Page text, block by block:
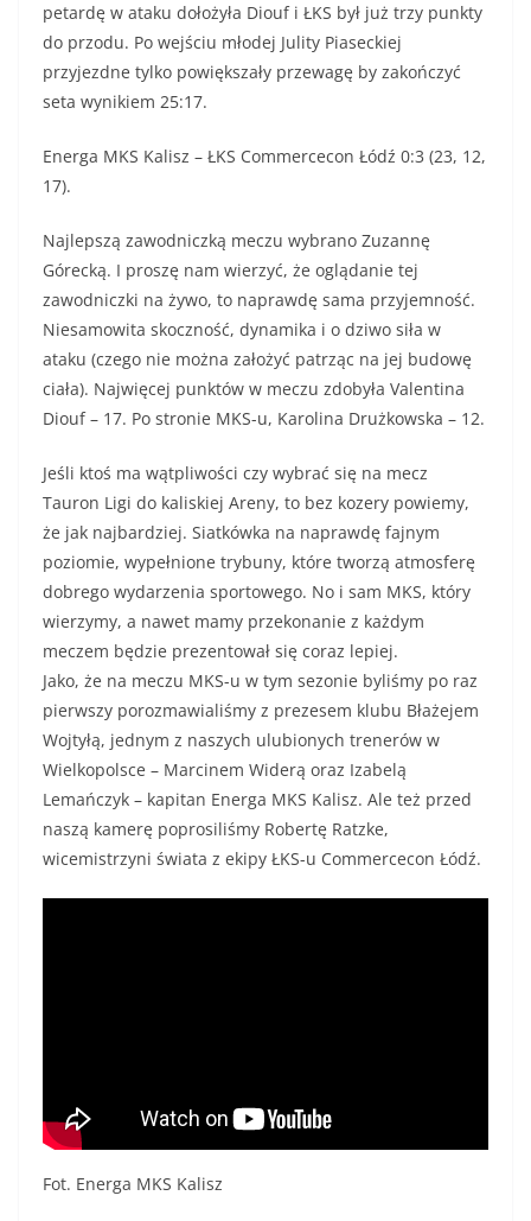
petardę w ataku dołożyła Diouf i ŁKS był już trzy punkty
do przodu. Po wejściu młodej Julity Piaseckiej
przyjezdne tylko powiększały przewagę by zakończyć
seta wynikiem 25:17.
Energa MKS Kalisz – ŁKS Commercecon Łódź 0:3 (23, 12,
17).
Najlepszą zawodniczką meczu wybrano Zuzannę
Górecką. I proszę nam wierzyć, że oglądanie tej
zawodniczki na żywo, to naprawdę sama przyjemność.
Niesamowita skoczność, dynamika i o dziwo siła w
ataku (czego nie można założyć patrząc na jej budowę
ciała). Najwięcej punktów w meczu zdobyła Valentina
Diouf – 17. Po stronie MKS-u, Karolina Drużkowska – 12.
Jeśli ktoś ma wątpliwości czy wybrać się na mecz
Tauron Ligi do kaliskiej Areny, to bez kozery powiemy,
że jak najbardziej. Siatkówka na naprawdę fajnym
poziomie, wypełnione trybuny, które tworzą atmosferę
dobrego wydarzenia sportowego. No i sam MKS, który
wierzymy, a nawet mamy przekonanie z każdym
meczem będzie prezentował się coraz lepiej.
Jako, że na meczu MKS-u w tym sezonie byliśmy po raz
pierwszy porozmawialiśmy z prezesem klubu Błażejem
Wojtyłą, jednym z naszych ulubionych trenerów w
Wielkopolsce – Marcinem Widerą oraz Izabelą
Lemańczyk – kapitan Energa MKS Kalisz. Ale też przed
naszą kamerę poprosiliśmy Robertę Ratzke,
wicemistrzyni świata z ekipy ŁKS-u Commercecon Łódź.
Fot. Energa MKS Kalisz